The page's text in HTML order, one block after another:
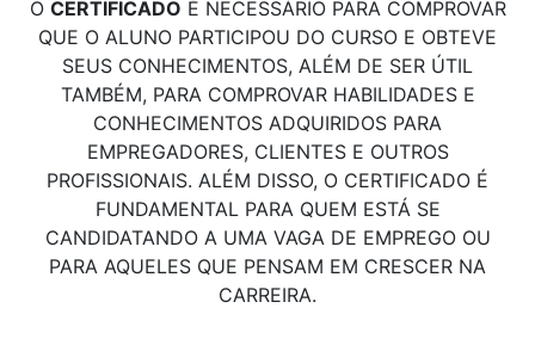
O CERTIFICADO É NECESSÁRIO PARA COMPROVAR
QUE O ALUNO PARTICIPOU DO CURSO E OBTEVE
SEUS CONHECIMENTOS, ALÉM DE SER ÚTIL
TAMBÉM, PARA COMPROVAR HABILIDADES E
CONHECIMENTOS ADQUIRIDOS PARA
EMPREGADORES, CLIENTES E OUTROS
PROFISSIONAIS. ALÉM DISSO, O CERTIFICADO É
FUNDAMENTAL PARA QUEM ESTÁ SE
CANDIDATANDO A UMA VAGA DE EMPREGO OU
PARA AQUELES QUE PENSAM EM CRESCER NA
CARREIRA.